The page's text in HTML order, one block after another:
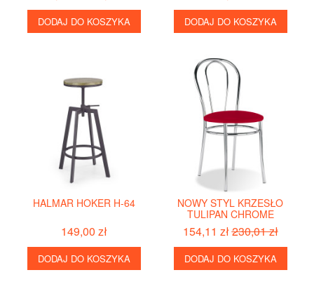
DODAJ DO KOSZYKA DODAJ DO KOSZYKA
HALMAR HOKER H-64
149,00 zł
DODAJ DO KOSZYKA
NOWY STYL KRZESŁO
TULIPAN CHROME
154,11 zł230,01 zł
DODAJ DO KOSZYKA